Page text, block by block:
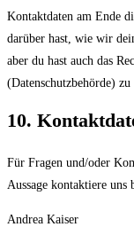
Kontaktdaten am Ende
darüber hast, wie wir
aber du hast auch das
(Datenschutzbehörde)
10.
Für Fragen und/oder
Aussage kontaktiere
Andrea Kaiser